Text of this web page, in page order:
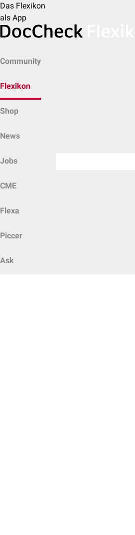
Das Flexikon
als App
Community
Flexikon
Shop
News
Jobs
CME
Flexa
Piccer
Ask